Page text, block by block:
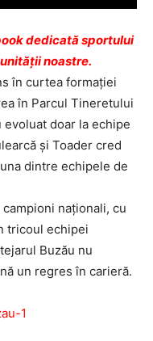
dedicată sportului
noastre.
în curtea formaţiei
în Parcul Tineretului
evoluat doar la echipe
şi Toader cred
dintre echipele de
naţionali, cu
tricoul echipei
Buzău nu
un regres în carieră.